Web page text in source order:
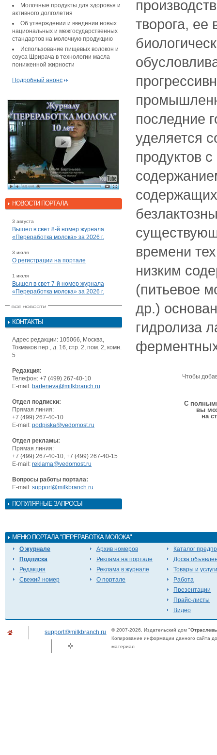
Молочные продукты для здоровья и
активного долголетия
Об утверждении и введении новых
национальных и межгосударственных
стандартов на молочную продукцию
Использование пищевых волокон и
соуса Шрирача в технологии масла
пониженной жирности
Подробный анонс
НОВОСТИ ПОРТАЛА
3 августа
Вышел в свет 8-й номер журнала
«Переработка молока» за 2026 г.
3 июля
О регистрации на портале
1 июля
Вышел в свет 7-й номер журнала
«Переработка молока» за 2026 г.
КОНТАКТЫ
Адрес редакции: 105066, Москва,
Токмаков пер., д. 16, стр. 2, пом. 2, комн.
5
Редакция:
Телефон: +7 (499) 267-40-10
E-mail: barteneva@milkbranch.ru
Отдел подписки:
Прямая линия:
+7 (499) 267-40-10
E-mail: podpiska@vedomost.ru
Отдел рекламы:
Прямая линия:
+7 (499) 267-40-10, +7 (499) 267-40-15
E-mail: reklama@vedomost.ru
Вопросы работы портала:
E-mail: support@milkbranch.ru
ПОПУЛЯРНЫЕ ЗАПРОСЫ
творога,
последние
уделяется
продуктов
времени
низким
(питьевое
др.)
гидролиза
Чтобы
С
вы
на
МЕНЮ ПОРТАЛА "ПЕРЕРАБОТКА МОЛОКА"
О журнале
Подписка
Редакция
Свежий номер
Архив номеров
Реклама на портале
Реклама в журнале
О портале
Каталог
Доска
Товары и услуги
Работа
Презентации
Прайс-листы
Видео
support@milkbranch.ru © 2007-2026. Издательский дом "
Копирование информации данного сайта
материал